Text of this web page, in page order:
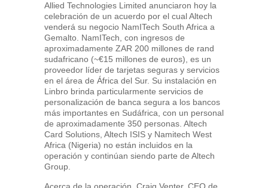
Allied Technologies Limited anunciaron hoy la
celebración de un acuerdo por el cual Altech
venderá su negocio NamITech South Africa a
Gemalto. NamITech, con ingresos de
aproximadamente ZAR 200 millones de rand
sudafricano (~€15 millones de euros), es un
proveedor líder de tarjetas seguras y servicios
en el área de África del Sur. Su instalación en
Linbro brinda particularmente servicios de
personalización de banca segura a los bancos
más importantes en Sudáfrica, con un personal
de aproximadamente 350 personas. Altech
Card Solutions, Altech ISIS y Namitech West
Africa (Nigeria) no están incluidos en la
operación y continúan siendo parte de Altech
Group.